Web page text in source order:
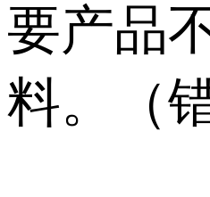
要产品
料。（